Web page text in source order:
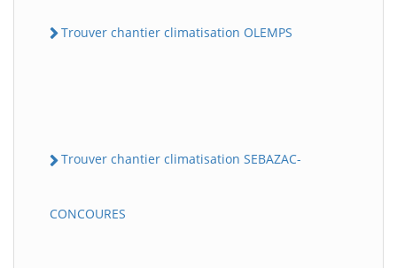
Trouver chantier climatisation OLEMPS
Trouver chantier climatisation SEBAZAC-
CONCOURES